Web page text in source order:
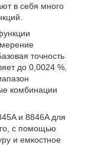
в себя много
точность
до 0,0024 %,
комбинации
и 8846A для
с помощью
и емкостное